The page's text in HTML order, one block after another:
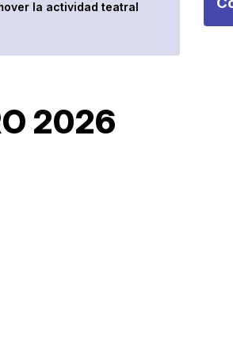
la actividad teatral
2026